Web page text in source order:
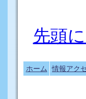
先頭
ホーム 情報アク